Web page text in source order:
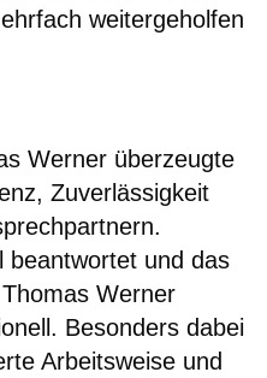
weitergeholfen
Werner überzeugte
Zuverlässigkeit
beantwortet und das
Werner
Besonders dabei
Arbeitsweise und